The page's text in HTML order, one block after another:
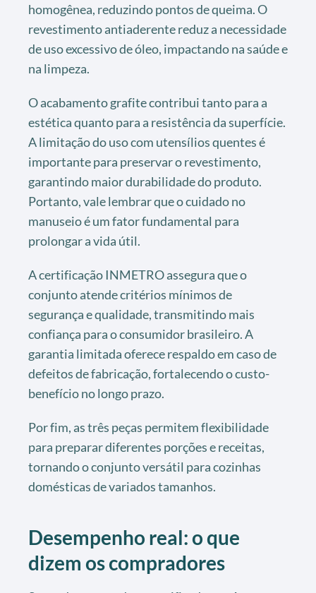
homogênea, reduzindo pontos de queima. O
revestimento antiaderente reduz a necessidade
de uso excessivo de óleo, impactando na saúde e
na limpeza.
O acabamento grafite contribui tanto para a
estética quanto para a resistência da superfície.
A limitação do uso com utensílios quentes é
importante para preservar o revestimento,
garantindo maior durabilidade do produto.
Portanto, vale lembrar que o cuidado no
manuseio é um fator fundamental para
prolongar a vida útil.
A certificação INMETRO assegura que o
conjunto atende critérios mínimos de
segurança e qualidade, transmitindo mais
confiança para o consumidor brasileiro. A
garantia limitada oferece respaldo em caso de
defeitos de fabricação, fortalecendo o custo-
benefício no longo prazo.
Por fim, as três peças permitem flexibilidade
para preparar diferentes porções e receitas,
tornando o conjunto versátil para cozinhas
domésticas de variados tamanhos.
Desempenho real: o que
dizem os compradores